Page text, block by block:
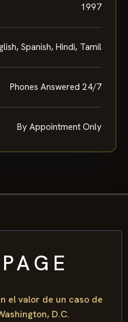
1997
Spanish, Hindi, Tamil
Phones Answered 24/7
By Appointment Only
el valor de un caso de
D.C.